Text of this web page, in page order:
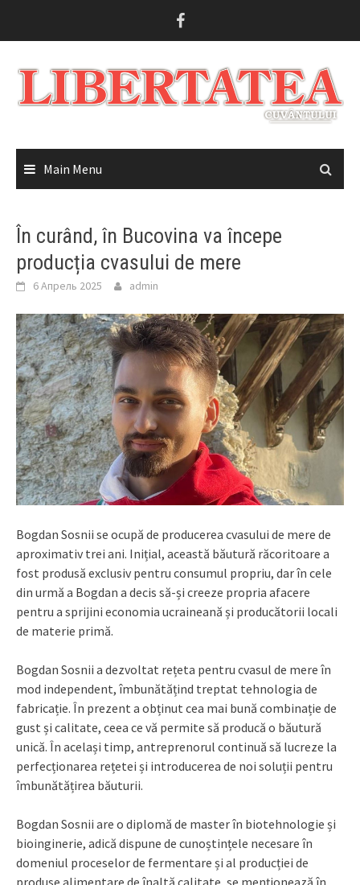
Main Menu
În curând, în Bucovina va începe
producția cvasului de mere
6 Апрель 2025 admin
Bogdan Sosnii se ocupă de producerea cvasului de mere de
aproximativ trei ani. Inițial, această băutură răcoritoare a
fost produsă exclusiv pentru consumul propriu, dar în cele
din urmă a Bogdan a decis să-și creeze propria afacere
pentru a sprijini economia ucraineană și producătorii locali
de materie primă.
Bogdan Sosnii a dezvoltat rețeta pentru cvasul de mere în
mod independent, îmbunătățind treptat tehnologia de
fabricație. În prezent a obținut cea mai bună combinație de
gust și calitate, ceea ce vă permite să producă o băutură
unică. În același timp, antreprenorul continuă să lucreze la
perfecționarea rețetei și introducerea de noi soluții pentru
îmbunătățirea băuturii.
Bogdan Sosnii are o diplomă de master în biotehnologie și
bioinginerie, adică dispune de cunoștințele necesare în
domeniul proceselor de fermentare și al producției de